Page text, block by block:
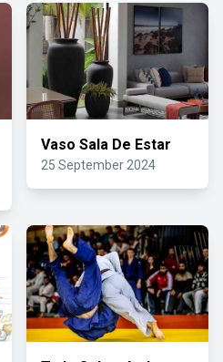
Vaso Sala De Estar
25 September 2024